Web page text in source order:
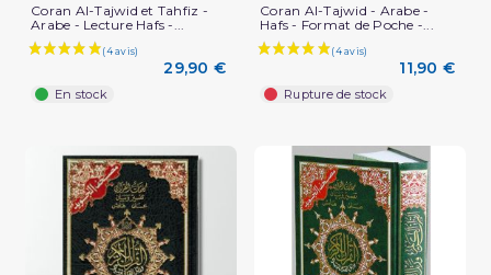
(3 avis)
Coran Al-Tajwid et Tahfiz -
Arabe - Lecture Hafs -...
29,90 €
En stock
Coran Al-Tajwid - Arabe -
Hafs - Format de Poche -...
11,90 €
Rupture de stock